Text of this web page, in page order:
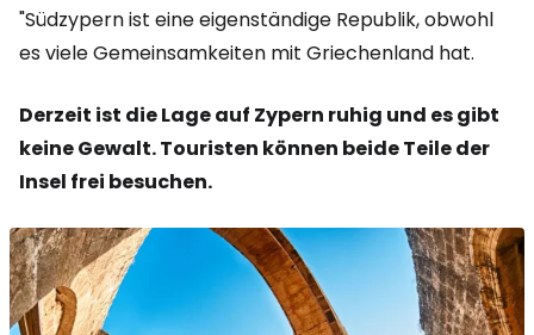
"Südzypern ist eine eigenständige Republik, obwohl
es viele Gemeinsamkeiten mit Griechenland hat.
Derzeit ist die Lage auf Zypern ruhig und es gibt
keine Gewalt. Touristen können beide Teile der
Insel frei besuchen.